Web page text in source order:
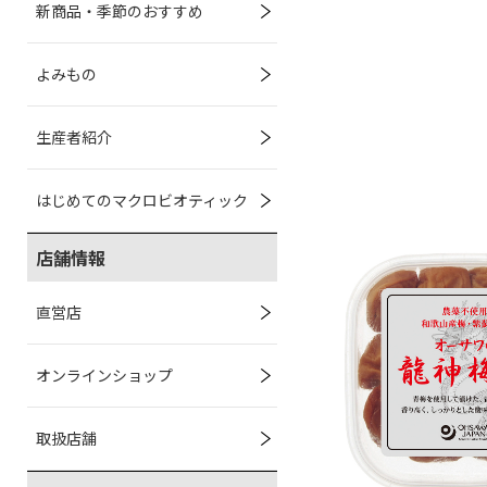
新商品・季節のおすすめ
よみもの
生産者紹介
はじめてのマクロビオティック
店舗情報
直営店
オンラインショップ
取扱店舗